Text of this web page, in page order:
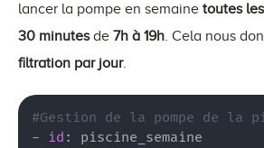
lancer la pompe en semaine toutes
30 minutesde 7h à 19h. Cela nous
filtration par jour.
#Gestion de la pompe de la
-
id :
piscine_semaine